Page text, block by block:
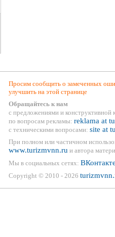
Просим сообщить о замеченных
улучшить на этой странице
Обращайтесь к нам
с предложениями и конструктивной
по вопросам рекламы: reklama at
с техническими вопросами: site at
При полном или частичном
www.turizmvnn.ru и автора
Мы в социальных сетях:
Copyright © 2010 - 2026